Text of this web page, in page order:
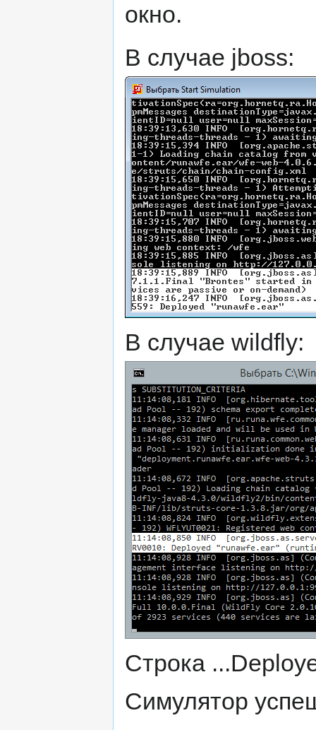
окно.
В случае jboss:
В случае wildfly:
Строка
Симулятор